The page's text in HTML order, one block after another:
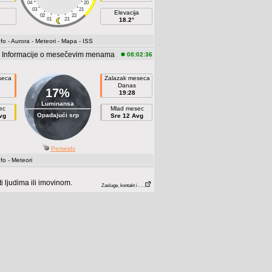
04
20
03
21
02
22
01 23
Elevacija
18.2°
- Aurora - Meteori - Mapa - ISS
Informacije o mesečevim menama 08:02:36
17%
Luminansa
Opadajući srp
Zalazak meseca
Danas
19:28
Mlad mesec
Sre 12 Avg
Perseids
- Meteori
ljudima ili imovinom. Zasluge, kontakt i . . .